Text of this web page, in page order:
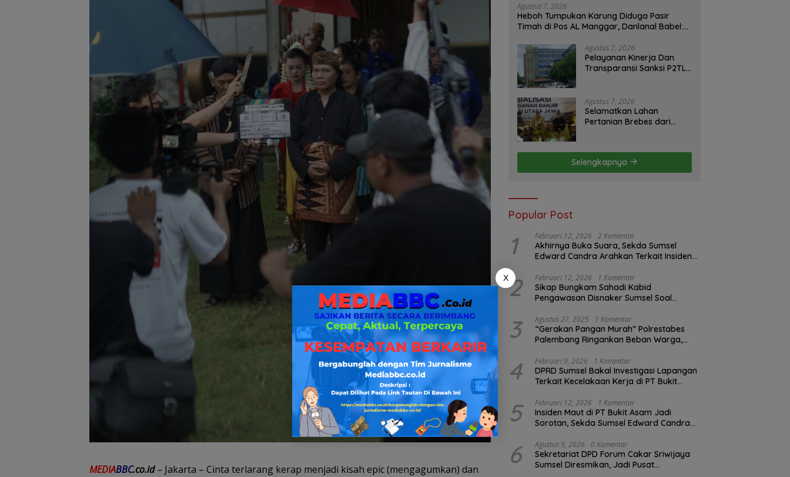
MEDIABBC.co.id– Jakarta – Cinta terlarang kerap menjadi kisah epic (mengagumkan) dan
Agustus 7, 2026
Heboh Tumpukan Karung Diduga Pasir
Timah di Pos AL Manggar, Danlanal Babel:
Agustus 7, 2026
Pelayanan Kinerja Dan
Transparansi Sanksi P2TL
S2JB Terkesan Tutup Mata
Agustus 7, 2026
Selamatkan Lahan
Pertanian Brebes dari
Selengkapnya
Popular Post
1 Februari 12, 2026 2 Komentar
Akhirnya Buka Suara, Sekda Sumsel
Edward Candra Arahkan Terkait Insiden
2 Februari 12, 2026 1 Komentar
Sikap Bungkam Sahadi Kabid
Pengawasan Disnaker Sumsel Soal
Pengawasan K3?
3 Agustus 27, 2025 1 Komentar
“Gerakan Pangan Murah” Polrestabes
Palembang Ringankan Beban Warga,
4 Februari 9, 2026 1 Komentar
DPRD Sumsel Bakal Investigasi Lapangan
Terkait Kecelakaan Kerja di PT Bukit
5 Februari 12, 2026 1 Komentar
Insiden Maut di PT Bukit Asam Jadi
Sorotan, Sekda Sumsel Edward Candra
6 Agustus 9, 2026 0 Komentar
Sekretariat DPD Forum Cakar Sriwijaya
Sumsel Diresmikan, Jadi Pusat
X